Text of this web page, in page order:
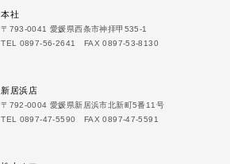
本社
〒793-0041 愛媛県西条市神拝甲535-1
TEL 0897-56-2641 FAX 0897-53-8130
新居浜店
〒792-0004 愛媛県新居浜市北新町5番11号
TEL 0897-47-5590 FAX 0897-47-5591